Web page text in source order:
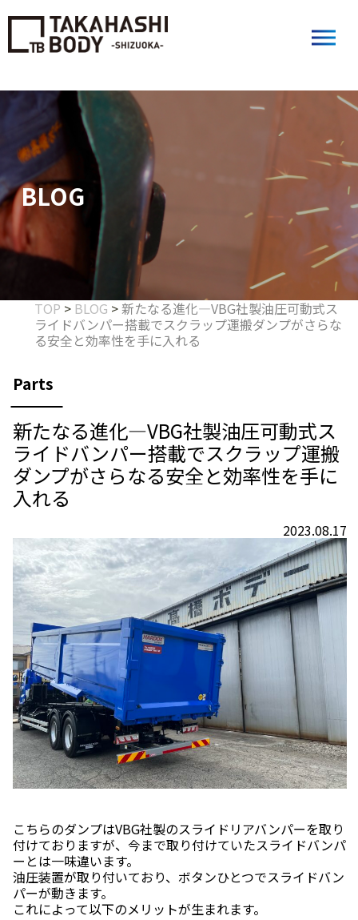
BLOG
TOP > BLOG >新たなる進化―VBG社製油圧可動式ス
ライドバンパー搭載でスクラップ運搬ダンプがさらな
る安全と効率性を手に入れる
Parts
新たなる進化―VBG社製油圧可動式ス
ライドバンパー搭載でスクラップ運搬
ダンプがさらなる安全と効率性を手に
入れる
2023.08.17
こちらのダンプはVBG社製のスライドリアバンパーを取り
付けておりますが、今まで取り付けていたスライドバンパ
ーとは一味違います。
油圧装置が取り付いており、ボタンひとつでスライドバン
パーが動きます。
これによって以下のメリットが生まれます。